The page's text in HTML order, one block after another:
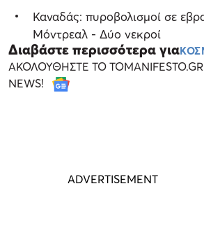
Καναδάς: πυροβολισμοί σε
Μόντρεαλ - Δύο νεκροί
Διαβάστε περισσότερα για
ΑΚΟΛΟΥΘΗΣΤΕ ΤΟ
NEWS!